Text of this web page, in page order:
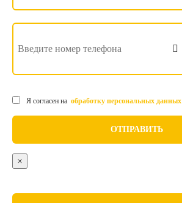
Я согласен на обработку персональных данных
×